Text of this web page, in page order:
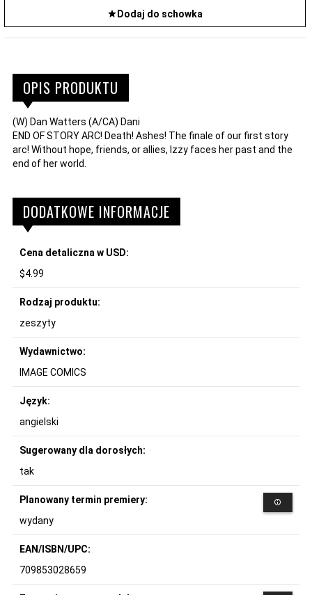
Dodaj do schowka
OPIS PRODUKTU
(W) Dan Watters (A/CA) Dani
END OF STORY ARC! Death! Ashes! The finale of our first story
arc! Without hope, friends, or allies, Izzy faces her past and the
end of her world.
DODATKOWE INFORMACJE
Cena detaliczna w USD:
$4.99
Rodzaj produktu:
zeszyty
Wydawnictwo:
IMAGE COMICS
Język:
angielski
Sugerowany dla dorosłych:
tak
Planowany termin premiery:
wydany
EAN/ISBN/UPC:
709853028659